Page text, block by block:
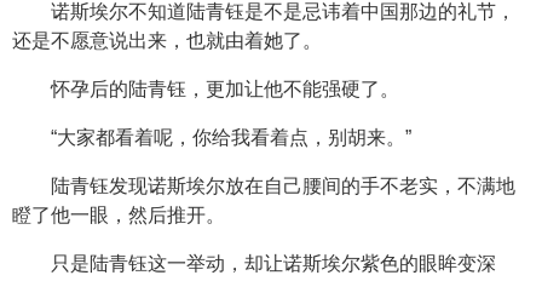
诺斯埃尔不知道陆青钰是不是忌讳着中国那边的礼节，
还是不愿意说出来，也就由着她了。
怀孕后的陆青钰，更加让他不能强硬了。
“大家都看着呢，你给我看着点，别胡来。”
陆青钰发现诺斯埃尔放在自己腰间的手不老实，不满地
瞪了他一眼，然后推开。
只是陆青钰这一举动，却让诺斯埃尔紫色的眼眸变深